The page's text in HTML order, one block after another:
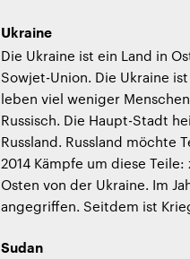
Ukraine
Die Ukraine ist ein Land in
Sowjet-Union. Die Ukraine
leben viel weniger
Russisch. Die Haupt-Stadt
Russland. Russland möchte
2014 Kämpfe um diese
Osten von der Ukraine. Im
angegriffen. Seitdem ist
Sudan